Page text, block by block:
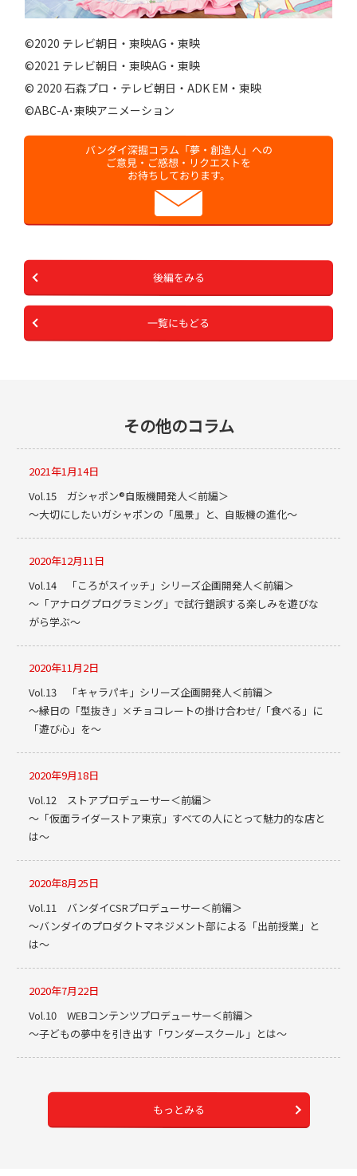
©2020 テレビ朝日・東映AG・東映
©2021 テレビ朝日・東映AG・東映
© 2020 石森プロ・テレビ朝日・ADK EM・東映
©ABC-A･東映アニメーション
バンダイ深掘コラム「夢・創造人」への
ご意見・ご感想・リクエストを
お待ちしております。
後編をみる
一覧にもどる
その他のコラム
2021年1月14日
Vol.15 ガシャポン®自販機開発人＜前編＞
～大切にしたいガシャポンの「風景」と、自販機の進化～
2020年12月11日
Vol.14 「ころがスイッチ」シリーズ企画開発人＜前編＞
～「アナログプログラミング」で試行錯誤する楽しみを遊びな
がら学ぶ～
2020年11月2日
Vol.13 「キャラパキ」シリーズ企画開発人＜前編＞
～縁日の「型抜き」×チョコレートの掛け合わせ/「食べる」に
「遊び心」を～
2020年9月18日
Vol.12 ストアプロデューサー＜前編＞
～「仮面ライダーストア東京」すべての人にとって魅力的な店と
は～
2020年8月25日
Vol.11 バンダイCSRプロデューサー＜前編＞
～バンダイのプロダクトマネジメント部による「出前授業」と
は～
2020年7月22日
Vol.10 WEBコンテンツプロデューサー＜前編＞
～子どもの夢中を引き出す「ワンダースクール」とは～
もっとみる